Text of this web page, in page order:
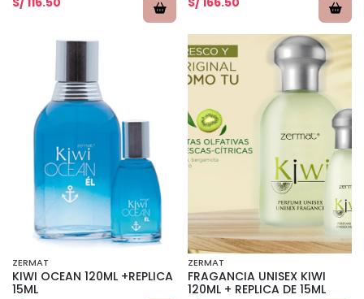
ZERMAT
KIWI OCEAN 120ML +REPLICA
15ML
ZERMAT
FRAGANCIA UNISEX KIWI
120ML + REPLICA DE 15ML